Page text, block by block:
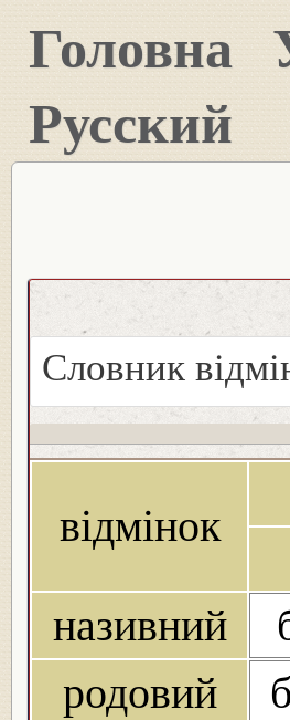
Головна
Русский
Словник
відмінок
називний
родовий